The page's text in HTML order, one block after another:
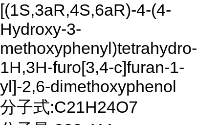
[(1S,3aR,4S,6aR)-4-(4-
Hydroxy-3-
methoxyphenyl)tetrahydro-
1H,3H-furo[3,4-c]furan-1-
yl]-2,6-dimethoxyphenol
分子式:C21H24O7